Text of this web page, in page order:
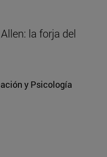
la forja del
y Psicología